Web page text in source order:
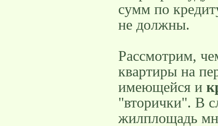
сумм по
не должны.
Рассмотрим,
квартиры на
имеющейся и
"вторички". В
жилплощадь